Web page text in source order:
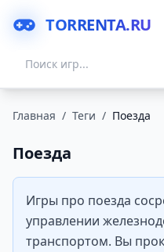
TORRENTA.RU
Главная / Теги / Поезда
Поезда
Игры про поезда
управлении
транспортом. Вы